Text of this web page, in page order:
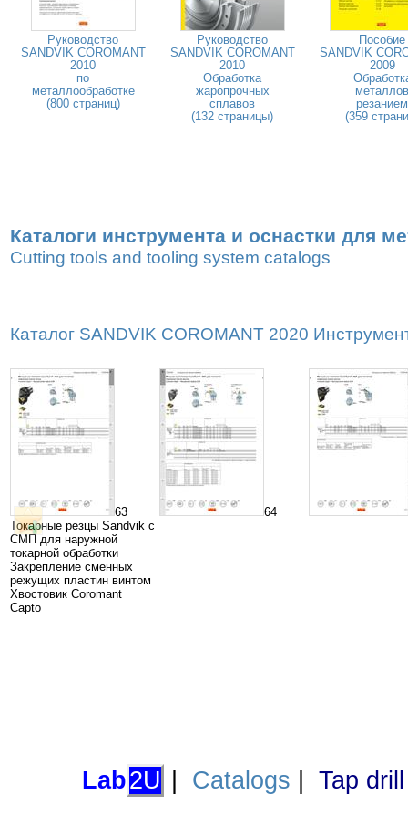
Руководство
SANDVIK COROMANT
2010
по
металлообработке
(800 страниц)
Руководство
SANDVIK COROMANT
2010
Обработка
жаропрочных
сплавов
(132 страницы)
Пособие
SANDVIK
2009
металлов
резанием
(359
Каталоги инструмента и оснастки для
Cutting tools and tooling system catalogs
Каталог SANDVIK COROMANT 2020
63
Токарные резцы Sandvik с
СМП для наружной
токарной обработки
Закрепление сменных
режущих пластин винтом
Хвостовик Coromant
Capto
64
Lab2U Catalogs Tap